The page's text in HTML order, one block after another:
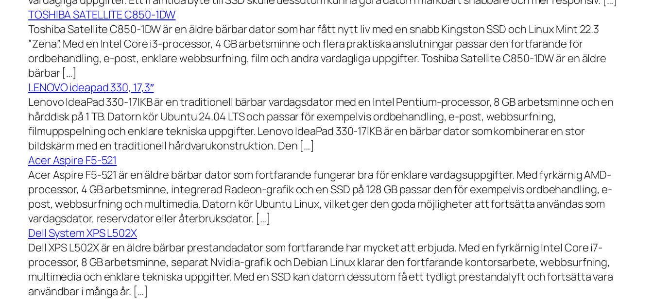
TOSHIBA SATELLITE C850-1DW
Toshiba Satellite C850-1DW är en äldre bärbar dator som har fått nytt liv med en snabb Kingston SSD och Linux Mint 22.3
”Zena”. Med en Intel Core i3-processor, 4 GB arbetsminne och flera praktiska anslutningar passar den fortfarande för
ordbehandling, e-post, enklare webbsurfning, film och andra vardagliga uppgifter. Toshiba Satellite C850-1DW är en äldre
bärbar […]
LENOVO ideapad 330, 17,3″
Lenovo IdeaPad 330-17IKB är en traditionell bärbar vardagsdator med en Intel Pentium-processor, 8 GB arbetsminne och en
hårddisk på 1 TB. Datorn kör Ubuntu 24.04 LTS och passar för exempelvis ordbehandling, e-post, webbsurfning,
filmuppspelning och enklare tekniska uppgifter. Lenovo IdeaPad 330-17IKB är en bärbar dator som kombinerar en stor
bildskärm med en traditionell hårdvarukonstruktion. Den […]
Acer Aspire F5-521
Acer Aspire F5-521 är en äldre bärbar dator som fortfarande fungerar bra för enklare vardagsuppgifter. Med fyrkärnig AMD-
processor, 4 GB arbetsminne, integrerad Radeon-grafik och en SSD på 128 GB passar den för exempelvis ordbehandling, e-
post, webbsurfning och multimedia. Datorn kör Ubuntu Linux, vilket ger den goda möjligheter att fortsätta användas som
vardagsdator, reservdator eller återbruksdator. […]
Dell System XPS L502X
Dell XPS L502X är en äldre bärbar prestandadator som fortfarande har mycket att erbjuda. Med en fyrkärnig Intel Core i7-
processor, 8 GB arbetsminne, separat Nvidia-grafik och Debian Linux klarar den fortfarande kontorsarbete, webbsurfning,
multimedia och enklare tekniska uppgifter. Med en SSD kan datorn dessutom få ett tydligt prestandalyft och fortsätta vara
användbar i många år. […]